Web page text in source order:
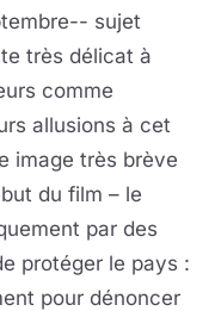
sujet
très délicat à
comme
allusions à cet
image très brève
du film – le
par des
protéger le pays :
pour dénoncer